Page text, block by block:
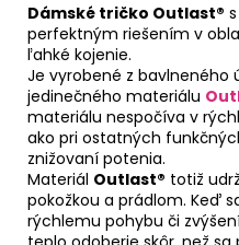
Dámské tričko Outlast®
perfektným riešením v
ľahké kojenie.
Je vyrobené z bavlneného
jedinečného materiálu
materiálu nespočíva v
ako pri ostatných
znižovaní potenia.
Materiál Outlast® totiž
pokožkou a prádlom. Keď
rýchlemu pohybu či